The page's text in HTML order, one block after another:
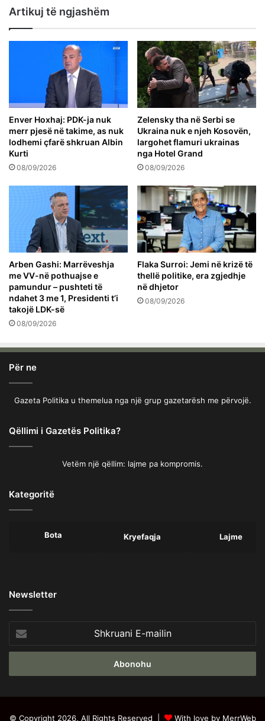
Artikuj të ngjashëm
Enver Hoxhaj: PDK-ja nuk
merr pjesë në takime, as nuk
lodhemi çfarë shkruan Albin
Kurti
08/09/2026
Zelensky tha në Serbi se
Ukraina nuk e njeh Kosovën,
largohet flamuri ukrainas
nga Hotel Grand
08/09/2026
Arben Gashi: Marrëveshja
me VV-në pothuajse e
pamundur – pushteti të
ndahet 3 me 1, Presidenti t’i
takojë LDK-së
08/09/2026
Flaka Surroi: Jemi në krizë të
thellë politike, era zgjedhje
në dhjetor
08/09/2026
Për ne
Gazeta Politika u themelua nga një grup gazetarësh me përvojë.
Qëllimi i Gazetës Politika?
Vetëm një qëllim: lajme pa kompromis.
Kategoritë
Bota Kryefaqja Lajme
Newsletter
E-
mailin
© Copyright 2026, All Rights Reserved | With love by MerrWeb